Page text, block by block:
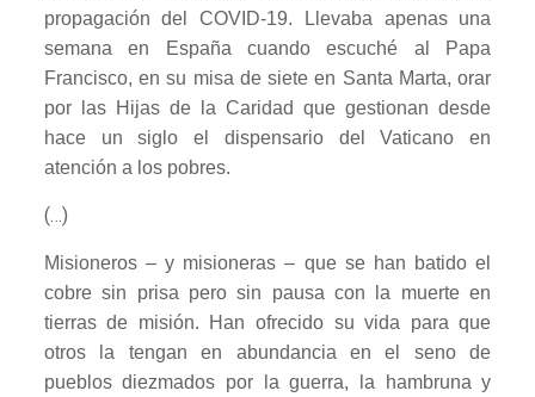
propagación del COVID-19. Llevaba apenas una
semana en España cuando escuché al Papa
Francisco, en su misa de siete en Santa Marta, orar
por las Hijas de la Caridad que gestionan desde
hace un siglo el dispensario del Vaticano en
atención a los pobres.
(…)
Misioneros – y misioneras – que se han batido el
cobre sin prisa pero sin pausa con la muerte en
tierras de misión. Han ofrecido su vida para que
otros la tengan en abundancia en el seno de
pueblos diezmados por la guerra, la hambruna y